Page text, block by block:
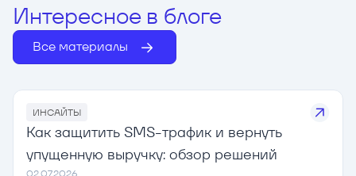
Интересное в блоге
Все материалы
ИНСАЙТЫ
Как защитить SMS-трафик и вернуть
упущенную выручку: обзор решений
02.07.2026